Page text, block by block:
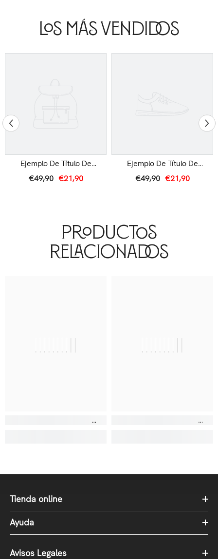
Los Más Vendidos
Ejemplo De Título De
Producto
€49,90 €21,90
Ejemplo De Título De
Producto
€49,90 €21,90
Productos
Relacionados
|||||||||| ||||||||||
Tienda online
Ayuda
Avisos Legales